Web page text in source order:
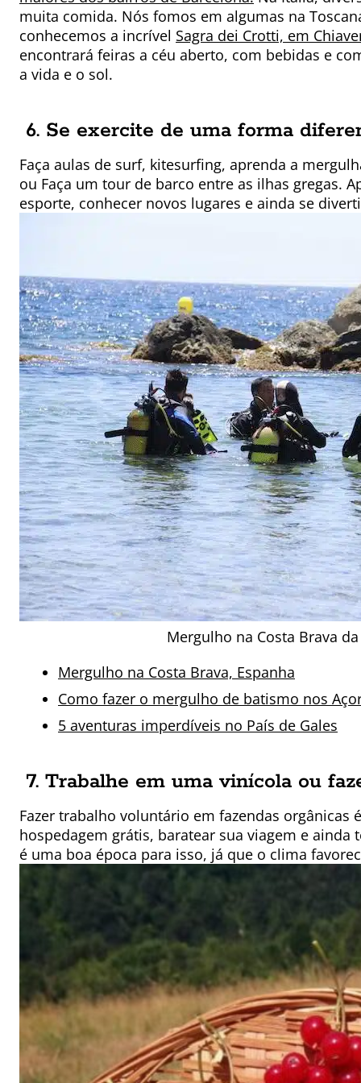
muita comida. Nós fomos em algumas na
conhecemos a incrível Sagra dei Crotti, em
encontrará feiras a céu aberto, com bebidas e
a vida e o sol.
6. Se exercite de uma forma
Faça aulas de surf, kitesurfing, aprenda a
ou Faça um tour de barco entre as ilhas gregas.
esporte, conhecer novos lugares e ainda se
Mergulho na Costa Brava
Mergulho na Costa Brava, Espanha
Como fazer o mergulho de batismo nos
5 aventuras imperdíveis no País de Gales
7. Trabalhe em uma vinícola ou
Fazer trabalho voluntário em fazendas orgânicas
hospedagem grátis, baratear sua viagem e ainda
é uma boa época para isso, já que o clima